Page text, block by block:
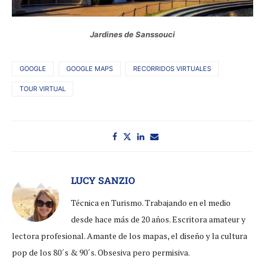
Jardines de Sanssouci
GOOGLE GOOGLE MAPS RECORRIDOS VIRTUALES
TOUR VIRTUAL
LUCY SANZIO
Técnica en Turismo. Trabajando en el medio
desde hace más de 20 años. Escritora amateur y
lectora profesional. Amante de los mapas, el diseño y la cultura
pop de los 80´s & 90´s. Obsesiva pero permisiva.